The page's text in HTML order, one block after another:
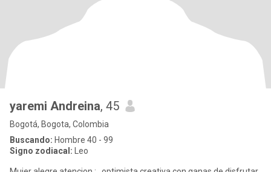
yaremi Andreina, 45
Bogotá, Bogota, Colombia
Buscando: Hombre 40 - 99
Signo zodiacal: Leo